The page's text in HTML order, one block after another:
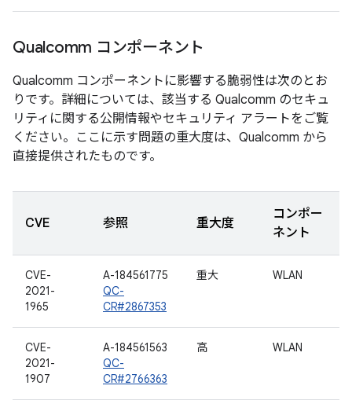
Qualcomm コンポーネント
Qualcomm コンポーネントに影響する脆弱性は次のとお
りです。詳細については、該当する Qualcomm のセキュ
リティに関する公開情報やセキュリティ アラートをご覧
ください。ここに示す問題の重大度は、Qualcomm から
直接提供されたものです。
CVE 参照 重大度
コンポー
ネント
CVE-
2021-
1965
A-184561775
QC-
CR#2867353
重大 WLAN
CVE-
2021-
1907
A-184561563
QC-
CR#2766363
高 WLAN